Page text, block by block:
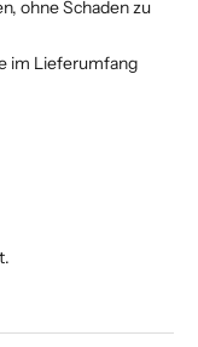
ohne Schaden zu
im Lieferumfang